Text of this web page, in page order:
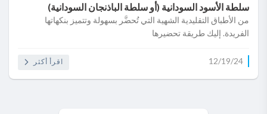
سلطة الأسود السودانية (أو سلطة الباذنجان السودانية)
من الأطباق التقليدية الشهية التي تُحضَّر بسهولة وتتميز بنكهاتها
الفريدة. إليك طريقة تحضيرها
12/19/24 اقرأ أكثر